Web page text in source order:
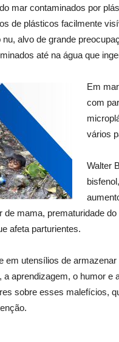
mar contaminados por
de plásticos facilmente
alvo de grande
até na água que
Em
com
vários
Walter
de mama, prematuridade
afeta parturientes.
em utensílios de
aprendizagem, o humor e
sobre esses malefícios,